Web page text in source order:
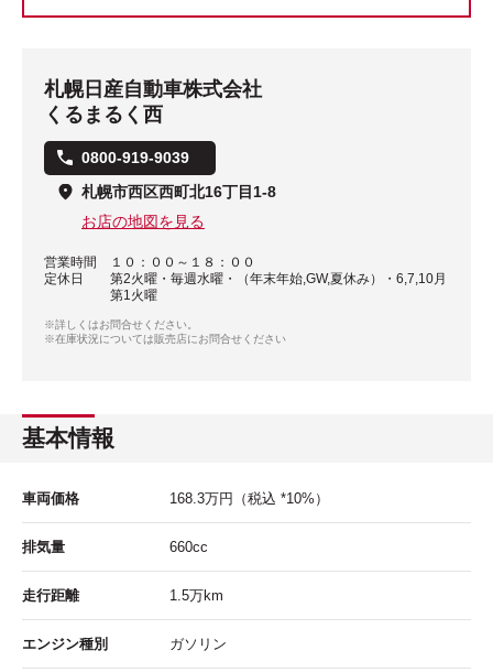
札幌日産自動車株式会社
くるまるく西
0800-919-9039
札幌市西区西町北16丁目1-8
お店の地図を見る
営業時間
１０：００～１８：００
定休日
第2火曜・毎週水曜・（年末年始,GW,夏休み）・6,7,10月
第1火曜
※詳しくはお問合せください。
※在庫状況については販売店にお問合せください
基本情報
車両価格 168.3万円 （税込 *10%）
排気量 660cc
走行距離 1.5万km
エンジン種別 ガソリン